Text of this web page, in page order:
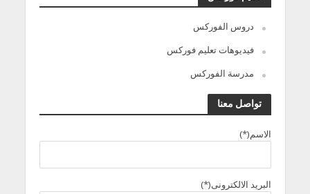
دروس الفوركس
فيديوهات تعليم فوركس
مدرسة الفوركس
تواصل معنا
الاسم(*)
البريد الالكترونى(*)